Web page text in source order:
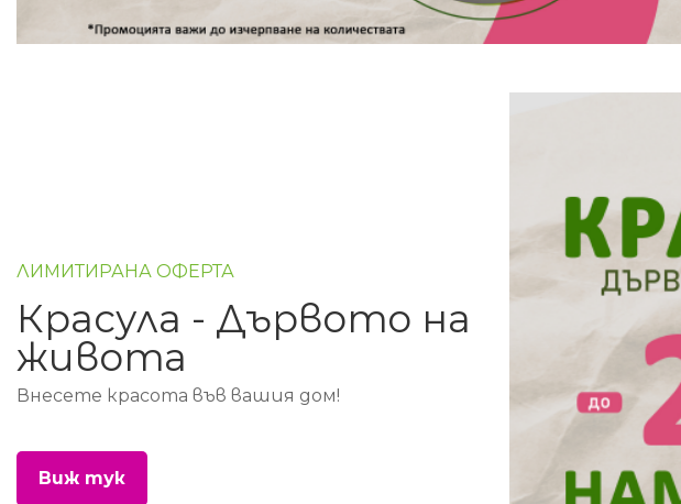
ЛИМИТИРАНА ОФЕРТА
Красула - Дървото на
живота
Внесете красота във вашия дом!
Виж тук